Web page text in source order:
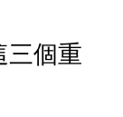
三個重